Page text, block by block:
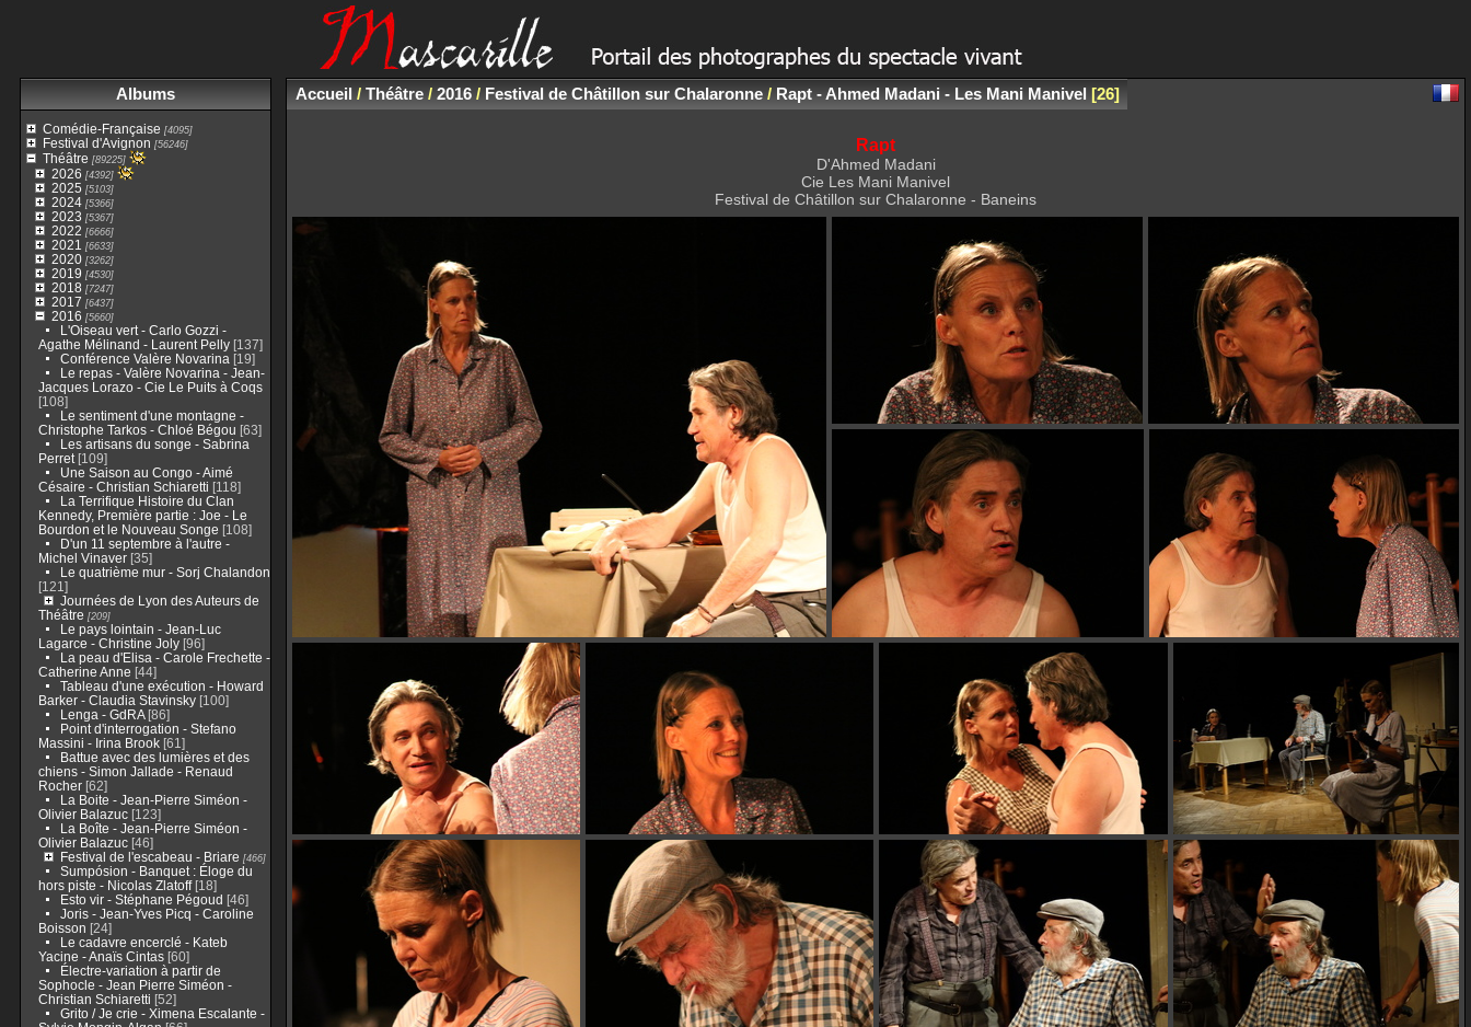
Albums
Comédie-Française [4095]
Festival d'Avignon [56246]
Théâtre [89225]
2026 [4392]
2025 [5103]
2024[5366]
2023 [5367]
2022 [6666]
2021 [6633]
2020[3262]
2019 [4530]
2018 [7247]
2017 [6437]
2016 [5660]
L'Oiseau vert - Carlo Gozzi -
Agathe Mélinand - Laurent Pelly[137]
Conférence Valère Novarina [19]
Le repas - Valère Novarina - Jean-
Jacques Lorazo - Cie Le Puits à Coqs
[108]
Le sentiment d'une montagne -
Christophe Tarkos - Chloé Bégou [63]
Les artisans du songe - Sabrina
Perret[109]
Une Saison au Congo - Aimé
Césaire - Christian Schiaretti [118]
La Terrifique Histoire du Clan
Kennedy, Première partie : Joe - Le
Bourdon et le Nouveau Songe [108]
D'un 11 septembre à l'autre -
Michel Vinaver[35]
Le quatrième mur - Sorj Chalandon
[121]
Journées de Lyon des Auteurs de
Théâtre [209]
Le pays lointain - Jean-Luc
Lagarce - Christine Joly[96]
La peau d'Elisa - Carole Frechette -
Catherine Anne [44]
Tableau d'une exécution - Howard
Barker - Claudia Stavinsky[100]
Lenga - GdRA[86]
Point d'interrogation - Stefano
Massini - Irina Brook[61]
Battue avec des lumières et des
chiens - Simon Jallade - Renaud
Rocher[62]
La Boite - Jean-Pierre Siméon -
Olivier Balazuc[123]
La Boîte - Jean-Pierre Siméon -
Olivier Balazuc[46]
Festival de l'escabeau - Briare [466]
Sumpósion - Banquet : Éloge du
hors piste - Nicolas Zlatoff [18]
Esto vir - Stéphane Pégoud [46]
Joris - Jean-Yves Picq - Caroline
Boisson [24]
Le cadavre encerclé - Kateb
Yacine - Anaïs Cintas[60]
Électre-variation à partir de
Sophocle - Jean Pierre Siméon -
Christian Schiaretti [52]
Grito / Je crie - Ximena Escalante -
Accueil/ Théâtre/ 2016/ Festival de Châtillon sur Chalaronne/ Rapt - Ahmed Madani - Les Mani Manivel 26
Rapt
D'Ahmed Madani
Cie Les Mani Manivel
Festival de Châtillon sur Chalaronne - Baneins